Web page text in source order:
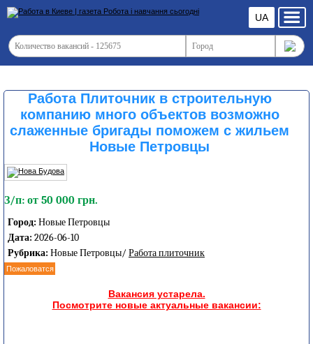
UA
Работа Плиточник в строительную
компанию много объектов возможно
слаженные бригады поможем с жильем
Новые Петровцы
З/п: от 50 000 грн.
Город: Новые Петровцы
Дата: 2026-06-10
Рубрика: Новые Петровцы/ Работа плиточник
Пожаловатся
Вакансия устарела.
Посмотрите новые актуальные вакансии: